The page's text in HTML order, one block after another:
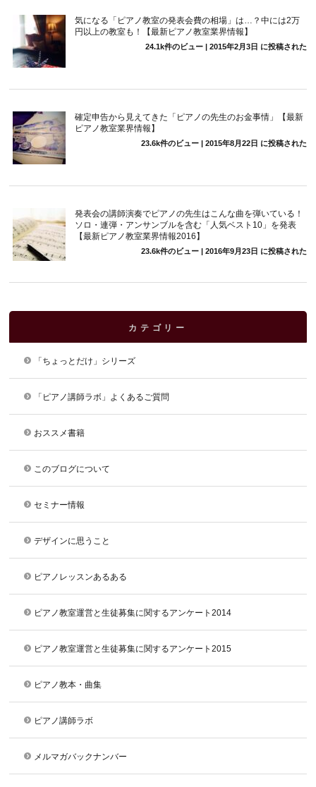
気になる「ピアノ教室の発表会費の相場」は…？中には2万
円以上の教室も！【最新ピアノ教室業界情報】
24.1k件のビュー| 2015年2月3日 に投稿された
確定申告から見えてきた「ピアノの先生のお金事情」【最新
ピアノ教室業界情報】
23.6k件のビュー| 2015年8月22日 に投稿された
発表会の講師演奏でピアノの先生はこんな曲を弾いている！
ソロ・連弾・アンサンブルを含む「人気ベスト10」を発表
【最新ピアノ教室業界情報2016】
23.6k件のビュー| 2016年9月23日 に投稿された
カテゴリー
「ちょっとだけ」シリーズ
「ピアノ講師ラボ」よくあるご質問
おススメ書籍
このブログについて
セミナー情報
デザインに思うこと
ピアノレッスンあるある
ピアノ教室運営と生徒募集に関するアンケート2014
ピアノ教室運営と生徒募集に関するアンケート2015
ピアノ教本・曲集
ピアノ講師ラボ
メルマガバックナンバー